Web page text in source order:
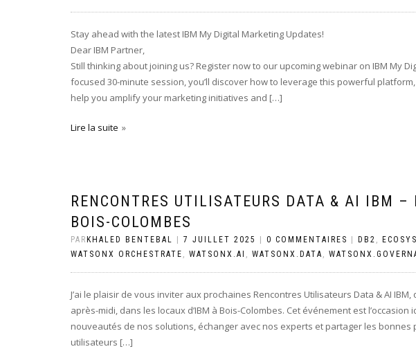
Stay ahead with the latest IBM My Digital Marketing Updates!
Dear IBM Partner,
Still thinking about joining us? Register now to our upcoming webinar on IBM My
focused 30-minute session, you’ll discover how to leverage this powerful
help you amplify your marketing initiatives and […]
Lire la suite
RENCONTRES UTILISATEURS DATA & AI IBM
BOIS-COLOMBES
PAR KHALED BENTEBAL 7 JUILLET 2025 0 COMMENTAIRES DB2 ,
WATSONX ORCHESTRATE , WATSONX.AI , WATSONX.DATA ,
J’ai le plaisir de vous inviter aux prochaines Rencontres Utilisateurs Data & AI
après-midi, dans les locaux d’IBM à Bois-Colombes. Cet événement est
nouveautés de nos solutions, échanger avec nos experts et partager les
utilisateurs […]